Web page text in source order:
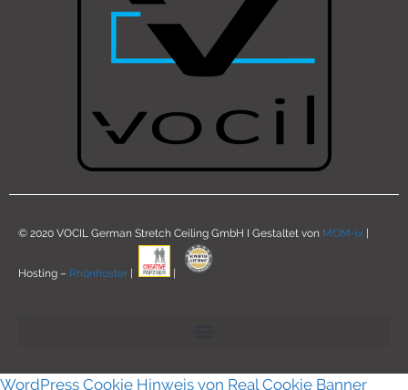
© 2020 VOCIL German Stretch Ceiling GmbH I Gestaltet von MOM-ix |
Hosting – Rhönhoster | |
WordPress Cookie Hinweis von Real Cookie Banner